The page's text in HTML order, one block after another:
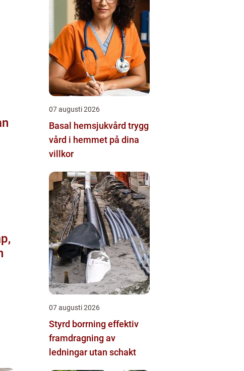
07 augusti 2026
Basal hemsjukvård trygg
vård i hemmet på dina
villkor
07 augusti 2026
Styrd borrning effektiv
framdragning av
ledningar utan schakt